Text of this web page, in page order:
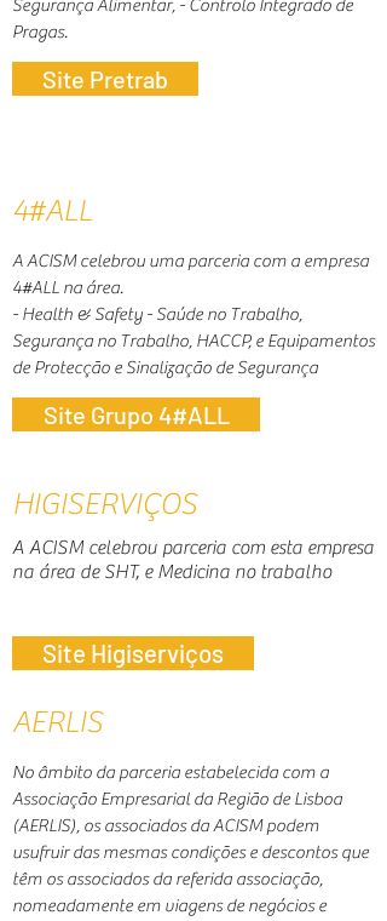
Segurança Alimentar, - Controlo Integrado de
Pragas.
Site Pretrab
4#ALL
A ACISM celebrou uma parceria com a empresa
4#ALL na área.
- Health & Safety - Saúde no Trabalho,
Segurança no Trabalho, HACCP, e Equipamentos
de Protecção e Sinalização de Segurança
Site Grupo 4#ALL
HIGISERVIÇOS
A ACISM celebrou parceria com esta empresa
na área de SHT, e Medicina no trabalho
Site Higiserviços
AERLIS
No âmbito da parceria estabelecida com a
Associação Empresarial da Região de Lisboa
(AERLIS), os associados da ACISM podem
usufruir das mesmas condições e descontos que
têm os associados da referida associação,
nomeadamente em viagens de negócios e